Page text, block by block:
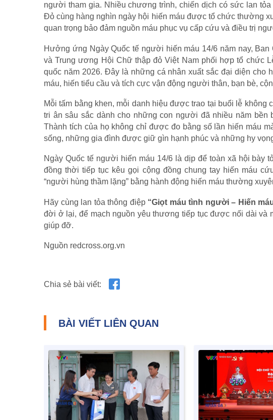
người tham gia. Nhiều chương trình, chiến dịch có sức lan
Đỏ cùng hàng nghìn ngày hội hiến máu được tổ chức thường
quan trọng bảo đảm nguồn máu phục vụ cấp cứu và điều trị
Hưởng ứng Ngày Quốc tế người hiến máu 14/6 năm nay,
và Trung ương Hội Chữ thập đỏ Việt Nam phối hợp tổ chức
quốc năm 2026. Đây là những cá nhân xuất sắc đại diện
máu, hiến tiểu cầu và tích cực vận động người thân, bạn bè,
Mỗi tấm bằng khen, mỗi danh hiệu được trao tại buổi lễ
tri ân sâu sắc dành cho những con người đã nhiều năm
Thành tích của họ không chỉ được đo bằng số lần hiến máu
sống, những gia đình được giữ gìn hạnh phúc và những hy
Ngày Quốc tế người hiến máu 14/6 là dịp để toàn xã hội
đồng thời tiếp tục kêu gọi cộng đồng chung tay hiến máu
“người hùng thầm lặng” bằng hành động hiến máu thường
Hãy cùng lan tỏa thông điệp “Giọt máu tình người – Hiến
đời ở lại, để mạch nguồn yêu thương tiếp tục được nối dài
giúp đỡ.
Nguồn redcross.org.vn
Chia sẻ bài viết:
BÀI VIẾT LIÊN QUAN